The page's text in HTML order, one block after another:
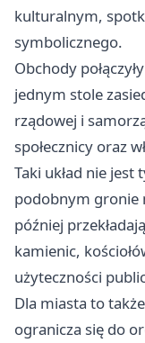
kulturalnym,
symbolicznego.
Obchody
jednym stole
rządowej i
społecznicy oraz
Taki układ nie jest
podobnym gronie
później
kamienic,
użyteczności
Dla miasta to
ogranicza się do